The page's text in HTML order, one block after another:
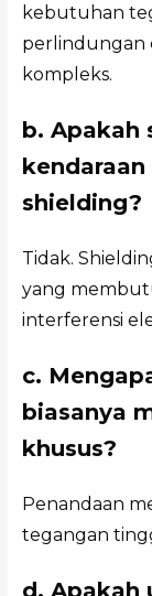
kebutuhan
perlindungan
kompleks.
b. Apakah
shielding?
Tidak.
yang
interferensi
c.
biasanya
khusus?
Penandaan
tegangan
d. Apakah